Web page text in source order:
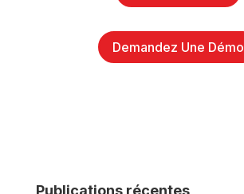
Demandez Une Démo